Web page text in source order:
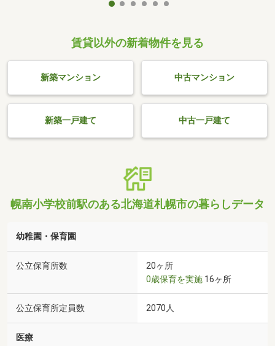
賃貸以外の新着物件を見る
新築マンション 中古マンション
新築一戸建て 中古一戸建て
幌南小学校前駅のある北海道札幌市の暮らしデータ
幼稚園・保育園
公立保育所数
20ヶ所
0歳保育を実施 16ヶ所
公立保育所定員数 2070人
医療